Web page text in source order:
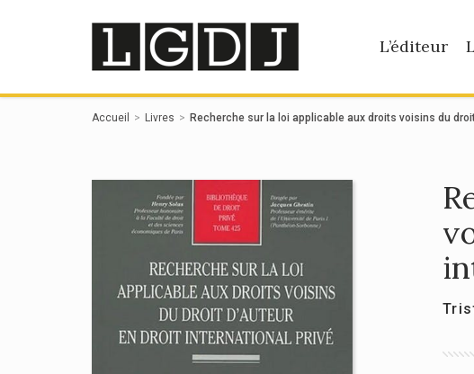
L’éditeur
Accueil Livres Recherche sur la loi applicable aux droits voisins du